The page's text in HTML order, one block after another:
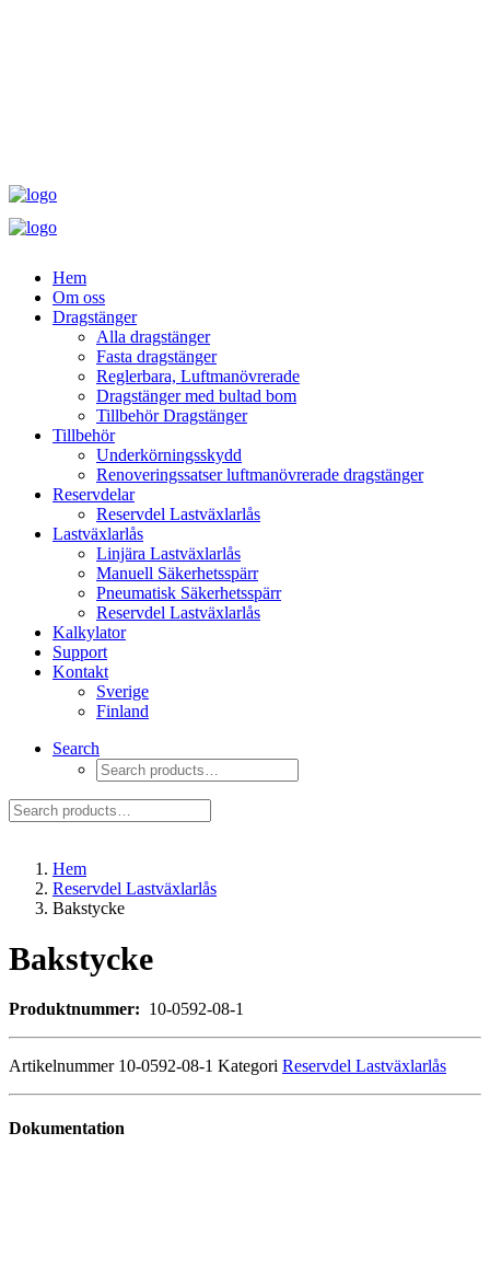
Hem
Om oss
Dragstänger
Alla dragstänger
Fasta dragstänger
Reglerbara, Luftmanövrerade
Dragstänger med bultad bom
Tillbehör Dragstänger
Tillbehör
Underkörningsskydd
Renoveringssatser luftmanövrerade dragstänger
Reservdelar
Reservdel Lastväxlarlås
Lastväxlarlås
Linjära Lastväxlarlås
Manuell Säkerhetsspärr
Pneumatisk Säkerhetsspärr
Reservdel Lastväxlarlås
Kalkylator
Support
Kontakt
Sverige
Finland
Search
Hem
Reservdel Lastväxlarlås
Bakstycke
Bakstycke
Produktnummer: 10-0592-08-1
Artikelnummer 10-0592-08-1 Kategori Reservdel Lastväxlarlås
Dokumentation